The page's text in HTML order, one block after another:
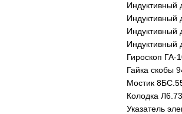
Индуктивный
Индуктивный
Индуктивный
Индуктивный
Гироскоп ГА-
Гайка скобы
Мостик
Колодка
Указатель